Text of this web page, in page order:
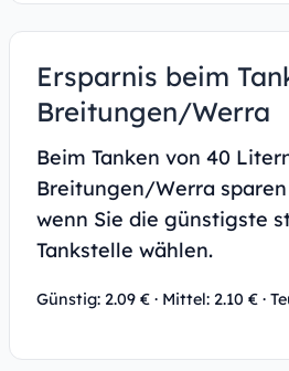
Ersparnis beim
Breitungen/Werra
Beim Tanken von 40
Breitungen/Werra sparen
wenn Sie die günstigste
Tankstelle wählen.
Günstig: 2.09 € · Mittel: 2.10 € ·